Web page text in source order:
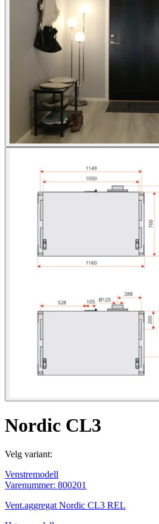
Nordic CL3
Velg variant:
Venstremodell
Varenummer: 800201
Vent.aggregat Nordic CL3 REL